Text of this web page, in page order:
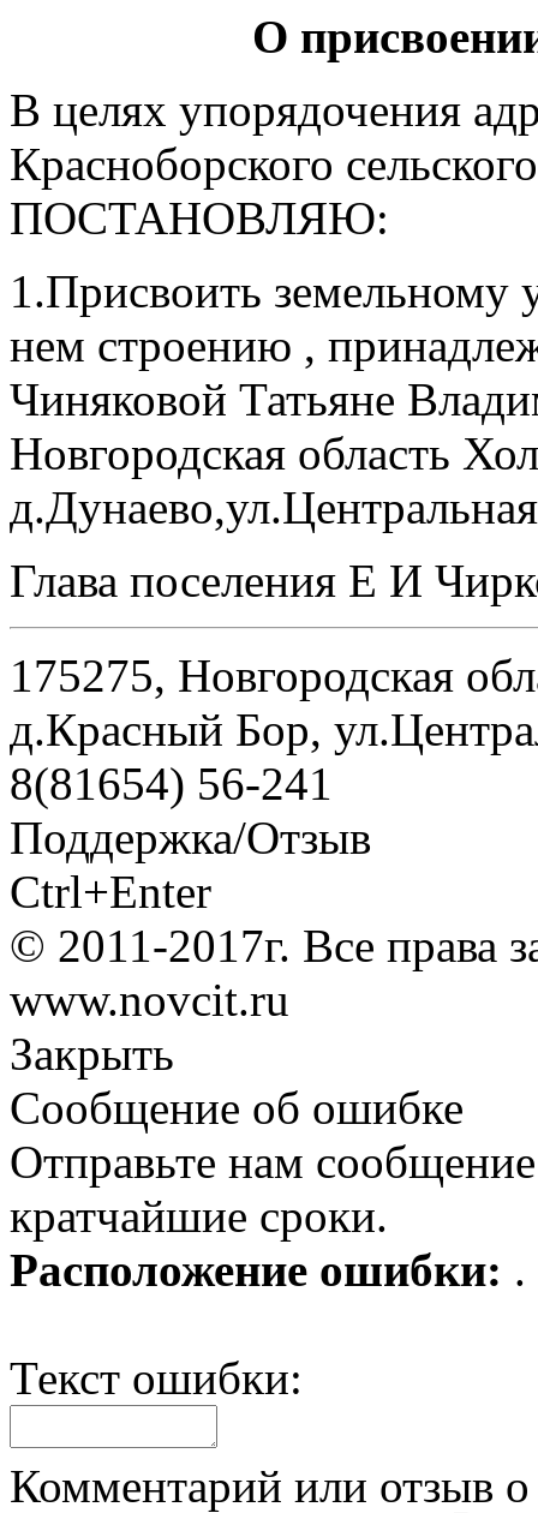
О
В целях упорядочения
Красноборского
ПОСТАНОВЛЯЮ:
1.Присвоить земельному
нем строению ,
Чиняковой Татьяне
Новгородская область
Глава поселения Е И
175275, Новгородская
д.Красный Бор,
8(81654) 56-241
Поддержка/Отзыв
Ctrl+Enter
© 2011-2017г. Все права
www.novcit.ru
Закрыть
Сообщение об ошибке
Отправьте нам
кратчайшие сроки.
Расположение ошибки: .
Текст ошибки:
Комментарий или отзыв о